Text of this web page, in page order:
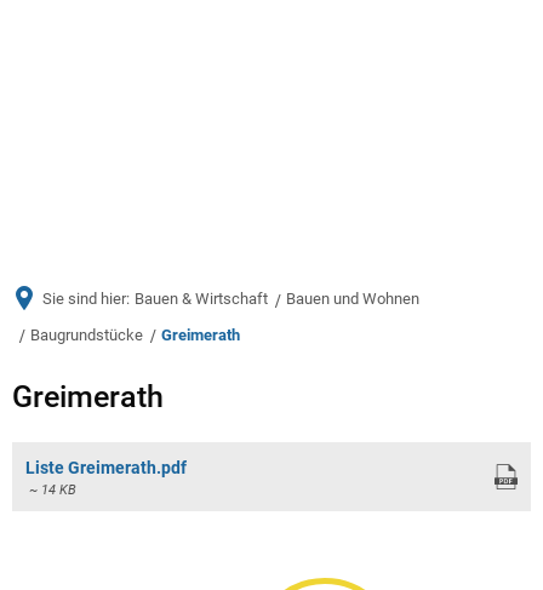
Sie sind hier: Bauen & Wirtschaft
Bauen und Wohnen
Baugrundstücke
Greimerath
Greimerath
Greimerath
Liste Greimerath.pdf
~ 14 KB